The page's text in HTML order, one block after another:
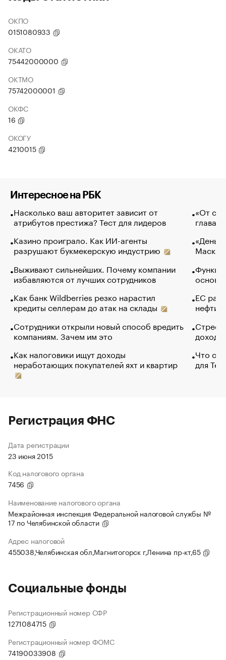
ОКПО
0151080933
ОКАТО
75442000000
ОКТМО
75742000001
ОКФС
16
ОКОГУ
4210015
Интересное на РБК
Насколько ваш авторитет зависит от
атрибутов престижа? Тест для лидеров
Казино проиграло. Как ИИ-агенты
разрушают букмекерскую индустрию
Выживают сильнейших. Почему компании
избавляются от лучших сотрудников
Как банк Wildberries резко нарастил
кредиты селлерам до атак на склады
Сотрудники открыли новый способ вредить
компаниям. Зачем им это
Как налоговики ищут доходы
неработающих покупателей яхт и квартир
«От
глава
Маск в
основ
ЕС
нефти
Что
для
Регистрация ФНС
Дата регистрации
23 июня 2015
Код налогового органа
7456
Наименование налогового органа
Межрайонная инспекция Федеральной налоговой службы №
17 по Челябинской области
Адрес налоговой
455038,Челябинская обл,Магнитогорск г,Ленина пр-кт,65
Социальные фонды
Регистрационный номер СФР
1271084715
Регистрационный номер ФОМС
74190033908